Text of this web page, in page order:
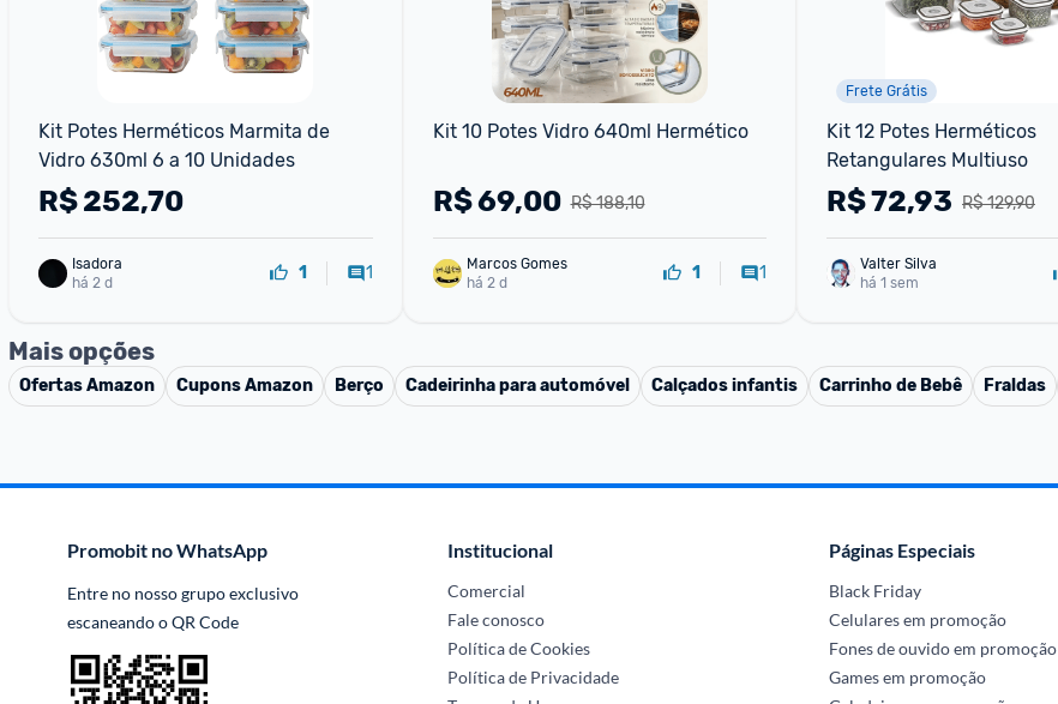
Kit Potes Herméticos Marmita de
Vidro 630ml 6 a 10 Unidades
R$252,70
Isadora
há 2 d
1 1
Kit 10 Potes Vidro 640ml Hermético
R$ 188,10
R$69,00
Marcos Gomes
há 2 d
1 1
Frete Grátis
Kit 12 Potes Herméticos
Retangulares Multiuso
R$ 129,90
R$72,93
Valter Silva
há 1 sem
Mais opções
OfertasAmazon CuponsAmazon Berço Cadeirinha para automóvel Calçados infantis Carrinho de Bebê Fraldas
Promobit no WhatsApp
Entre no nosso grupo exclusivo
escaneando o QR Code
Institucional
Comercial
Fale conosco
Política de Cookies
Política de Privacidade
Páginas Especiais
Black Friday
Celulares em promoção
Fones de ouvido em promoção
Games em promoção